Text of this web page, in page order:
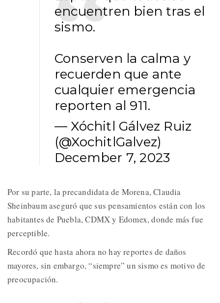
encuentren bien tras el
sismo.
Conserven la calma y
recuerden que ante
cualquier emergencia
reporten al 911.
— Xóchitl Gálvez Ruiz
(@XochitlGalvez)
December 7, 2023
Por su parte, la precandidata de Morena, Claudia
Sheinbaum aseguró que sus pensamientos están con los
habitantes de Puebla, CDMX y Edomex, donde más fue
perceptible.
Recordó que hasta ahora no hay reportes de daños
mayores, sin embargo, “siempre” un sismo es motivo de
preocupación.